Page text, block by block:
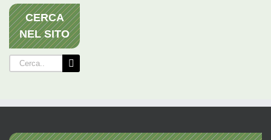
CERCA
NEL SITO
Cerca
per: